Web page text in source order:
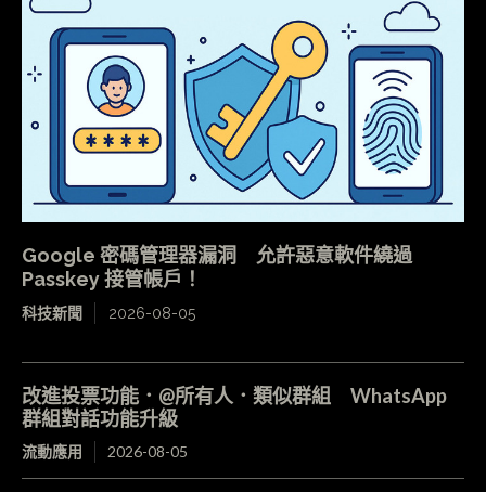
Google 密碼管理器漏洞 允許惡意軟件繞過
Passkey 接管帳戶！
科技新聞 2026-08-05
改進投票功能．@所有人．類似群組 WhatsApp
群組對話功能升級
流動應用 2026-08-05